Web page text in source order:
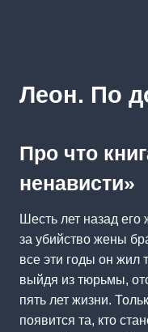
Леон. По
Про что
ненависти»
Шесть лет назад
за убийство жены
все эти годы он жил
выйдя из тюрьмы,
пять лет жизни.
появится та, кто